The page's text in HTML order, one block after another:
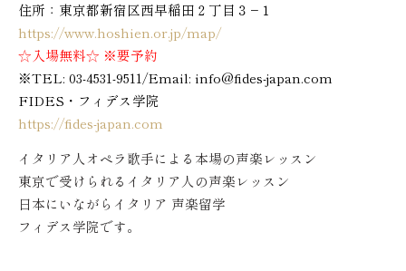
住所：東京都新宿区西早稲田２丁目３−１
https://www.hoshien.or.jp/map/
☆入場無料☆ ※要予約
※TEL: 03-4531-9511/Email: info@fides-japan.com
FIDES・フィデス学院
https://fides-japan.com
イタリア人オペラ歌手による本場の声楽レッスン
東京で受けられるイタリア人の声楽レッスン
日本にいながらイタリア 声楽留学
フィデス学院です。